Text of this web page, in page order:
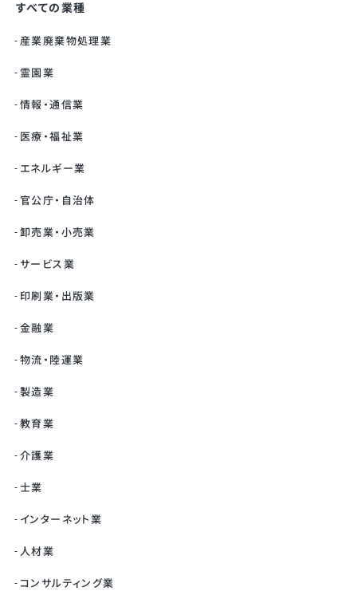
すべての業種
産業廃棄物処理業
霊園業
情報・通信業
医療・福祉業
エネルギー業
官公庁・自治体
卸売業・小売業
サービス業
印刷業・出版業
金融業
物流・陸運業
製造業
教育業
介護業
士業
インターネット業
人材業
コンサルティング業